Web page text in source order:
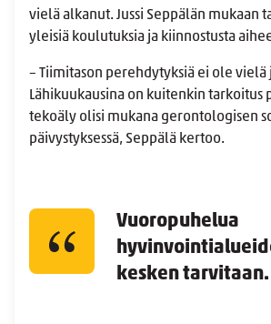
vielä alkanut. Jussi Seppälän mukaan
yleisiä koulutuksia ja kiinnostusta
– Tiimitason perehdytyksiä ei ole vielä
Lähikuukausina on kuitenkin tarkoitus
tekoäly olisi mukana gerontologisen
päivystyksessä, Seppälä kertoo.
Vuoropuhelua
kesken tarvitaan.